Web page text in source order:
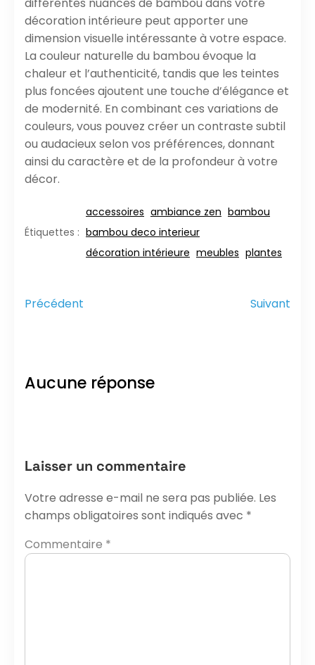
décoration intérieure peut apporter une
dimension visuelle intéressante à votre espace.
La couleur naturelle du bambou évoque la
chaleur et l’authenticité, tandis que les teintes
plus foncées ajoutent une touche d’élégance et
de modernité. En combinant ces variations de
couleurs, vous pouvez créer un contraste subtil
ou audacieux selon vos préférences, donnant
ainsi du caractère et de la profondeur à votre
décor.
Étiquettes :
accessoires ambiance zen bambou
bambou deco interieur
décoration intérieure meubles plantes
Précédent Suivant
Aucune réponse
Laisser un commentaire
Votre adresse e-mail ne sera pas publiée. Les
champs obligatoires sont indiqués avec *
Commentaire *